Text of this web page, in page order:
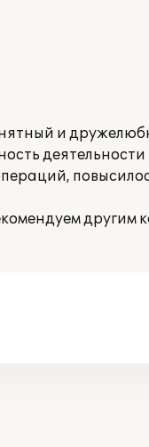
и
деятельности
другим